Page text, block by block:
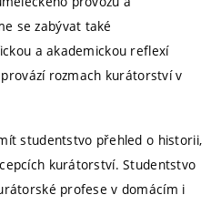
se zabývat také
a akademickou reflexí
rozmach kurátorství v
studentstvo přehled o historii,
kurátorství. Studentstvo
profese v domácím i